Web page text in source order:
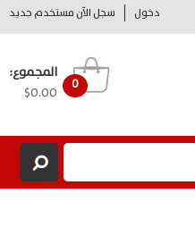
دخول سجل الآن مستخدم جديد
0
المجموع:
$0.00